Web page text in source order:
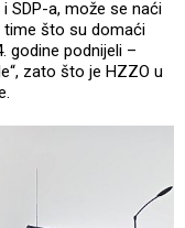
SDP-a, može se naći
time što su domaći
godine podnijeli –
zato što je HZZO u